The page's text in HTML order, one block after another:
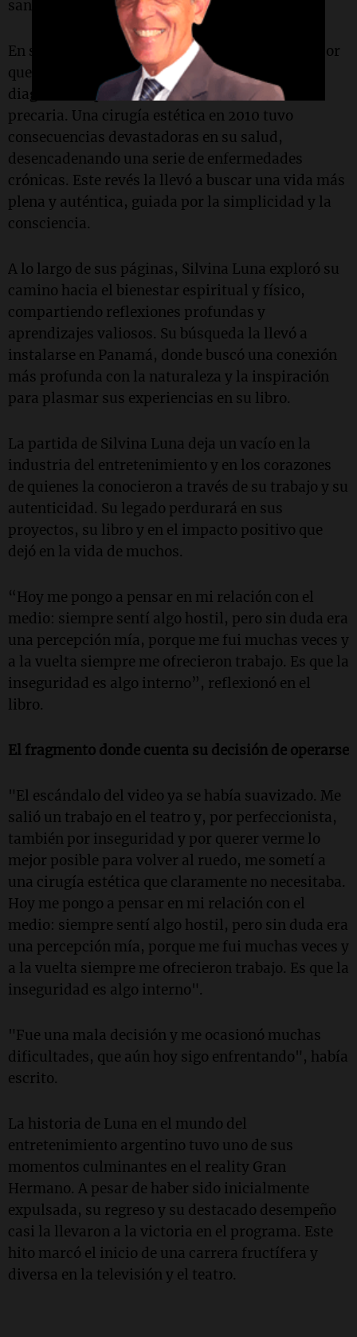
sanador físico, mental y espiritual".
En sus páginas, compartió el viaje transformador
que emprendió después de enfrentar un
diagnóstico que le advirtió sobre su salud
precaria. Una cirugía estética en 2010 tuvo
consecuencias devastadoras en su salud,
desencadenando una serie de enfermedades
crónicas. Este revés la llevó a buscar una vida más
plena y auténtica, guiada por la simplicidad y la
consciencia.
A lo largo de sus páginas, Silvina Luna exploró su
camino hacia el bienestar espiritual y físico,
compartiendo reflexiones profundas y
aprendizajes valiosos. Su búsqueda la llevó a
instalarse en Panamá, donde buscó una conexión
más profunda con la naturaleza y la inspiración
para plasmar sus experiencias en su libro.
La partida de Silvina Luna deja un vacío en la
industria del entretenimiento y en los corazones
de quienes la conocieron a través de su trabajo y su
autenticidad. Su legado perdurará en sus
proyectos, su libro y en el impacto positivo que
dejó en la vida de muchos.
“Hoy me pongo a pensar en mi relación con el
medio: siempre sentí algo hostil, pero sin duda era
una percepción mía, porque me fui muchas veces y
a la vuelta siempre me ofrecieron trabajo. Es que la
inseguridad es algo interno”, reflexionó en el
libro.
El fragmento donde cuenta su decisión de operarse
"El escándalo del video ya se había suavizado. Me
salió un trabajo en el teatro y, por perfeccionista,
también por inseguridad y por querer verme lo
mejor posible para volver al ruedo, me sometí a
una cirugía estética que claramente no necesitaba.
Hoy me pongo a pensar en mi relación con el
medio: siempre sentí algo hostil, pero sin duda era
una percepción mía, porque me fui muchas veces y
a la vuelta siempre me ofrecieron trabajo. Es que la
inseguridad es algo interno".
"Fue una mala decisión y me ocasionó muchas
dificultades, que aún hoy sigo enfrentando", había
escrito.
La historia de Luna en el mundo del
entretenimiento argentino tuvo uno de sus
momentos culminantes en el reality Gran
Hermano. A pesar de haber sido inicialmente
expulsada, su regreso y su destacado desempeño
casi la llevaron a la victoria en el programa. Este
hito marcó el inicio de una carrera fructífera y
diversa en la televisión y el teatro.